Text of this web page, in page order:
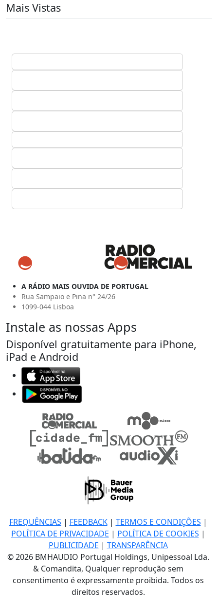
Mais Vistas
A RÁDIO MAIS OUVIDA DE PORTUGAL
Rua Sampaio e Pina n° 24/26
1099-044 Lisboa
Instale as nossas Apps
Disponível gratuitamente para iPhone,
iPad e Android
FREQUÊNCIAS | FEEDBACK| TERMOS E CONDIÇÕES |
POLÍTICA DE PRIVACIDADE | POLÍTICA DE COOKIES |
PUBLICIDADE | TRANSPARÊNCIA
© 2026 BMHAUDIO Portugal Holdings, Unipessoal Lda.
& Comandita, Qualquer reprodução sem
consentimento é expressamente proibida. Todos os
direitos reservados.